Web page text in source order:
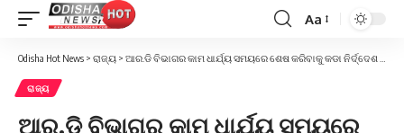
Font
Resizer
Aa
Odisha Hot News > ରାଜ୍ୟ > ଆର.ଡି ବିଭାଗର କାମ ଧାର୍ଯ୍ୟ ସମୟରେ ଶେଷ କରିବାକୁ କଡା ନିର୍ଦ୍ଦେଶ ଦେଲେ ସଂଜୟ ସିଂହ
ରାଜ୍ୟ
ଆର.ଡି ବିଭାଗର କାମ ଧାର୍ଯ୍ୟ ସମୟରେ